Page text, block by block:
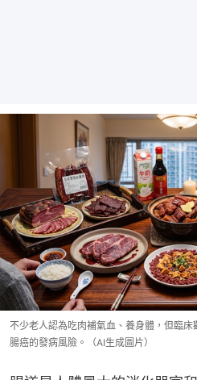
不少老人認為吃肉補氣血、養身體，但臨
腸癌的發病風險。（AI生成圖片）